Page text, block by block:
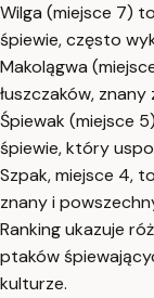
Wilga (miejsce 7)
śpiewie, często
Makolągwa
łuszczaków,
Śpiewak (miejsce
śpiewie, który
Szpak, miejsce 4,
znany i
Ranking ukazuje
ptaków
kulturze.